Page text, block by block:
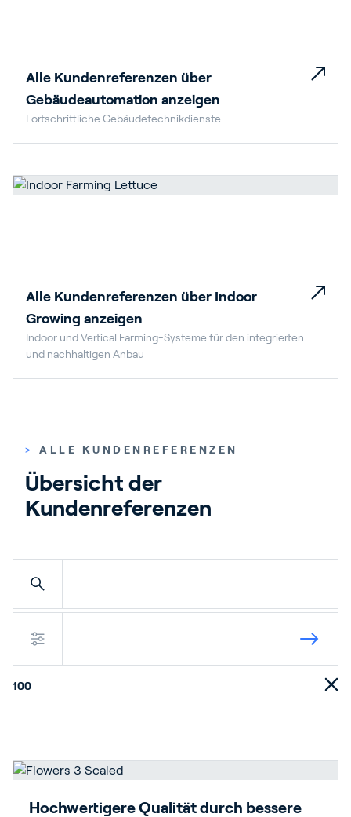
Alle Kundenreferenzen über
Gebäudeautomation anzeigen
Fortschrittliche Gebäudetechnikdienste
Alle Kundenreferenzen über Indoor
Growing anzeigen
Indoor und Vertical Farming-Systeme für den integrierten
und nachhaltigen Anbau
> ALLE KUNDENREFERENZEN
Übersicht der
Kundenreferenzen
100
Hochwertigere Qualität durch bessere